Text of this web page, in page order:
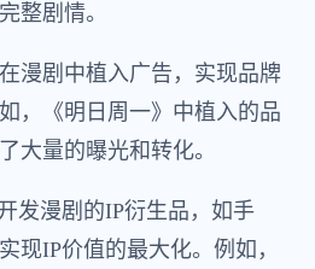
整剧情。
漫剧中植入广告，实现品牌
，《明日周一》中植入的品
大量的曝光和转化。
发漫剧的IP衍生品，如手
现IP价值的最大化。例如，